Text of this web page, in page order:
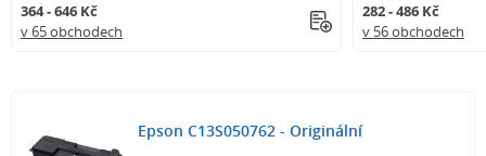
364 - 646 Kč
v 65 obchodech
282 - 486 Kč
v 56 obchodech
Epson C13S050762 - Originální